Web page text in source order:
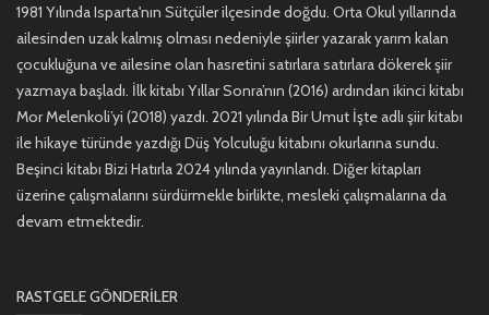
1981 Yılında Isparta'nın Sütçüler ilçesinde doğdu. Orta Okul yıllarında
ailesinden uzak kalmış olması nedeniyle şiirler yazarak yarım kalan
çocukluğuna ve ailesine olan hasretini satırlara satırlara dökerek şiir
yazmaya başladı. İlk kitabı Yıllar Sonra’nın (2016) ardından ikinci kitabı
Mor Melenkoli’yi (2018) yazdı. 2021 yılında Bir Umut İşte adlı şiir kitabı
ile hikaye türünde yazdığı Düş Yolculuğu kitabını okurlarına sundu.
Beşinci kitabı Bizi Hatırla 2024 yılında yayınlandı. Diğer kitapları
üzerine çalışmalarını sürdürmekle birlikte, mesleki çalışmalarına da
devam etmektedir.
RASTGELE GÖNDERILER